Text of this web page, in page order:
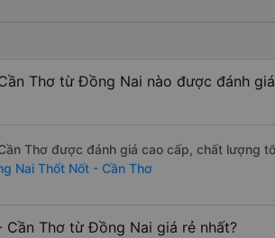
Thơ từ Đồng Nai nào được đánh
Thơ được đánh giá cao cấp, chất lượng
Nai Thốt Nốt - Cần Thơ
Thơ từ Đồng Nai giá rẻ nhất?